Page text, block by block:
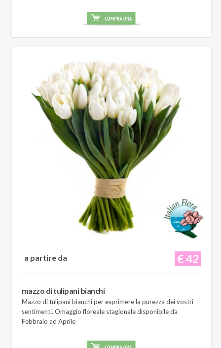
€ 42
a partire da
mazzo di tulipani bianchi
Mazzo di tulipani bianchi per esprimere la purezza dei vostri
sentimenti. Omaggio floreale stagionale disponibile da
Febbraio ad Aprile